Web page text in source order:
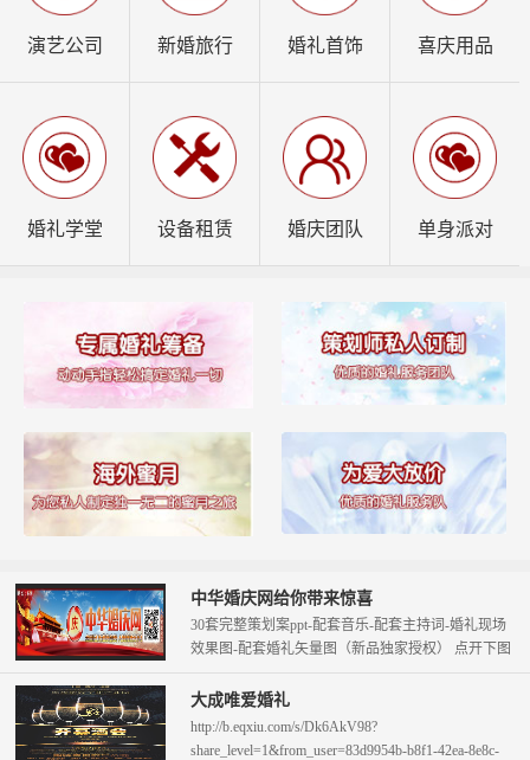
演艺公司 新婚旅行 婚礼首饰 喜庆用品
婚礼学堂 设备租赁 婚庆团队 单身派对
中华婚庆网给你带来惊喜
30套完整策划案ppt-配套音乐-配套主持词-婚礼现场
效果图-配套婚礼矢量图（新品独家授权） 点开下图
大成唯爱婚礼
http://b.eqxiu.com/s/Dk6AkV98?
share_level=1&from_user=83d9954b-b8f1-42ea-8e8c-